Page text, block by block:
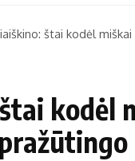
Kauno miesto
Klaipėdos
štai kodėl
kodėl